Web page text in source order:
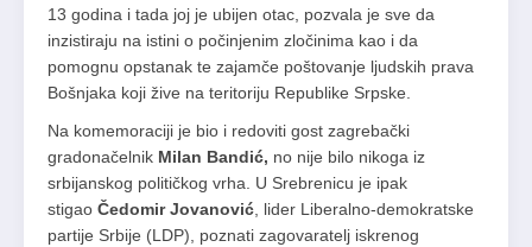
13 godina i tada joj je ubijen otac, pozvala je sve da
inzistiraju na istini o počinjenim zločinima kao i da
pomognu opstanak te zajamče poštovanje ljudskih prava
Bošnjaka koji žive na teritoriju Republike Srpske.
Na komemoraciji je bio i redoviti gost zagrebački
gradonačelnik Milan Bandić, no nije bilo nikoga iz
srbijanskog političkog vrha. U Srebrenicu je ipak
stigao Čedomir Jovanović , lider Liberalno-demokratske
partije Srbije (LDP), poznati zagovaratelj iskrenog